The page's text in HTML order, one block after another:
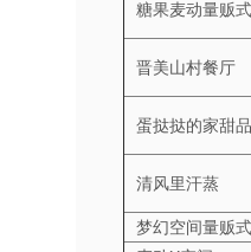
糖果麦动量贩
晋美山村餐厅
蛋挞挞的家甜
清风里汗蒸
梦幻空间量贩